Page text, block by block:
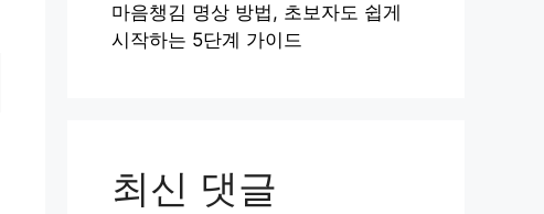
마음챙김 명상 방법, 초보자도 쉽게
시작하는 5단계 가이드
최신 댓글